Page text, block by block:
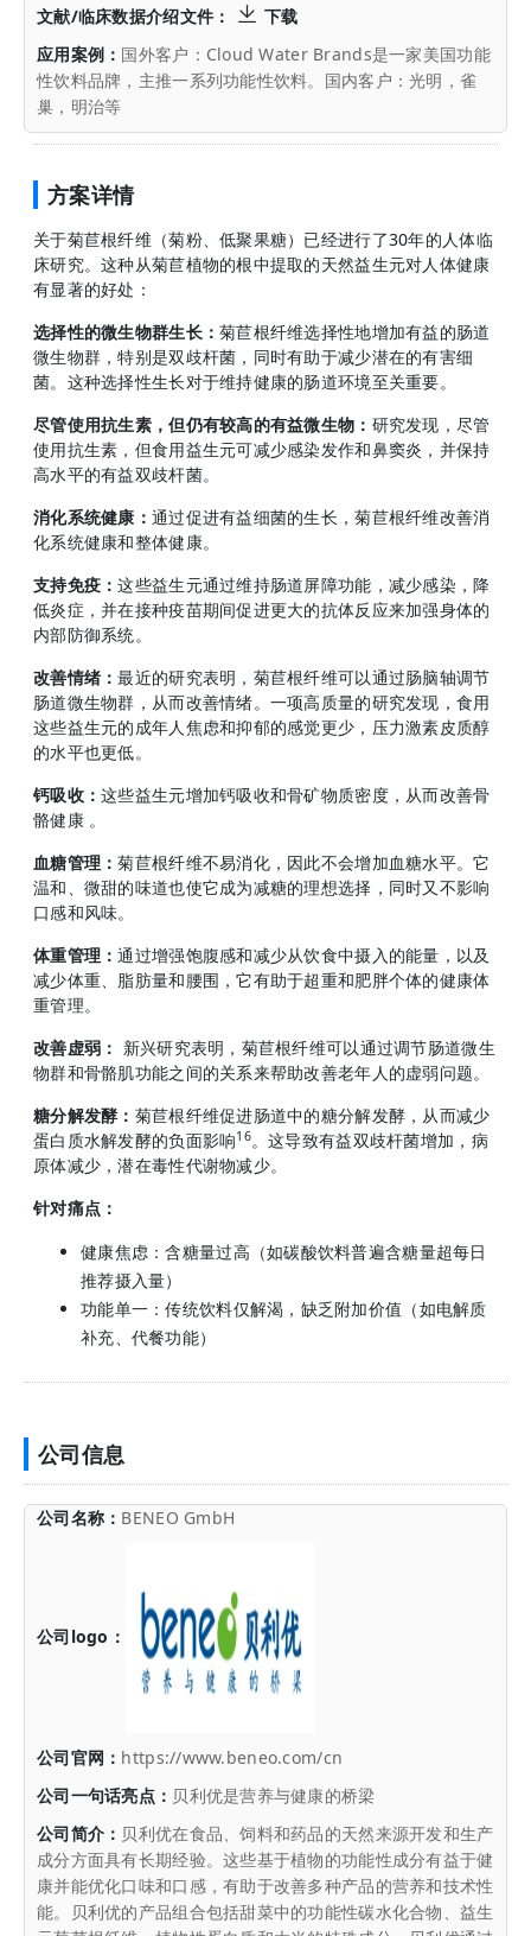
文献/临床数据介绍文件：
下载
应用案例： 国外客户：Cloud Water Brands是一家美国功能
性饮料品牌，主推一系列功能性饮料。国内客户：光明，雀
巢，明治等
方案详情
关于菊苣根纤维（菊粉、低聚果糖）已经进行了30年的人体临
床研究。这种从菊苣植物的根中提取的天然益生元对人体健康
有显著的好处：
选择性的微生物群生长：菊苣根纤维选择性地增加有益的肠道
微生物群，特别是双歧杆菌，同时有助于减少潜在的有害细
菌。这种选择性生长对于维持健康的肠道环境至关重要。
尽管使用抗生素，但仍有较高的有益微生物： 研究发现，尽管
使用抗生素，但食用益生元可减少感染发作和鼻窦炎，并保持
高水平的有益双歧杆菌。
消化系统健康： 通过促进有益细菌的生长，菊苣根纤维改善消
化系统健康和整体健康。
支持免疫：这些益生元通过维持肠道屏障功能，减少感染，降
低炎症，并在接种疫苗期间促进更大的抗体反应来加强身体的
内部防御系统。
改善情绪：最近的研究表明，菊苣根纤维可以通过肠脑轴调节
肠道微生物群，从而改善情绪。一项高质量的研究发现，食用
这些益生元的成年人焦虑和抑郁的感觉更少，压力激素皮质醇
的水平也更低。
钙吸收：这些益生元增加钙吸收和骨矿物质密度，从而改善骨
骼健康 。
血糖管理：菊苣根纤维不易消化，因此不会增加血糖水平。它
温和、微甜的味道也使它成为减糖的理想选择，同时又不影响
口感和风味。
体重管理：通过增强饱腹感和减少从饮食中摄入的能量，以及
减少体重、脂肪量和腰围，它有助于超重和肥胖个体的健康体
重管理。
改善虚弱： 新兴研究表明，菊苣根纤维可以通过调节肠道微生
物群和骨骼肌功能之间的关系来帮助改善老年人的虚弱问题。
糖分解发酵： 菊苣根纤维促进肠道中的糖分解发酵，从而减少
蛋白质水解发酵的负面影响16。这导致有益双歧杆菌增加，病
原体减少，潜在毒性代谢物减少。
针对痛点：
健康焦虑：含糖量过高（如碳酸饮料普遍含糖量超每日
推荐摄入量）
功能单一：传统饮料仅解渴，缺乏附加价值（如电解质
补充、代餐功能）
公司信息
公司名称： BENEO GmbH
公司logo：
公司官网： https://www.beneo.com/cn
公司一句话亮点： 贝利优是营养与健康的桥梁
公司简介： 贝利优在食品、饲料和药品的天然来源开发和生产
成分方面具有长期经验。这些基于植物的功能性成分有益于健
康并能优化口味和口感，有助于改善多种产品的营养和技术性
能。贝利优的产品组合包括甜菜中的功能性碳水化合物、益生